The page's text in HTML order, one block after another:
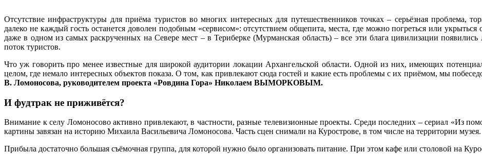
Отсутствие инфраструктуры для приёма туристов во многих интересных для путешественников точках – серьёзная проблема,
далеко не каждый гость останется доволен подобным «сервисом»: отсутствием общепита, места, где можно погреться или
даже в одном из самых раскрученных на Севере мест – в Териберке (Мурманская область) – все эти блага цивилизации появились
поток туристов.
Что уж говорить про менее известные для широкой аудитории локации Архангельской области. Одной из них, имеющих
целом, где немало интересных объектов показа. О том, как привлекают сюда гостей и какие есть проблемы с их приёмом, мы
В. Ломоносова, руководителем проекта «Ровдина Гора» Николаем ВЫМОРКОВЫМ.
И фудтрак не приживётся?
Внимание к селу Ломоносово активно привлекают, в частности, разные телевизионные проекты. Среди последних – сериал «Из
картины завязан на историю Михаила Васильевича Ломоносова. Часть сцен снимали на Курострове, в том числе на территории музея.
Прибыла достаточно большая съёмочная группа, для которой нужно было организовать питание. При этом кафе или столовой на